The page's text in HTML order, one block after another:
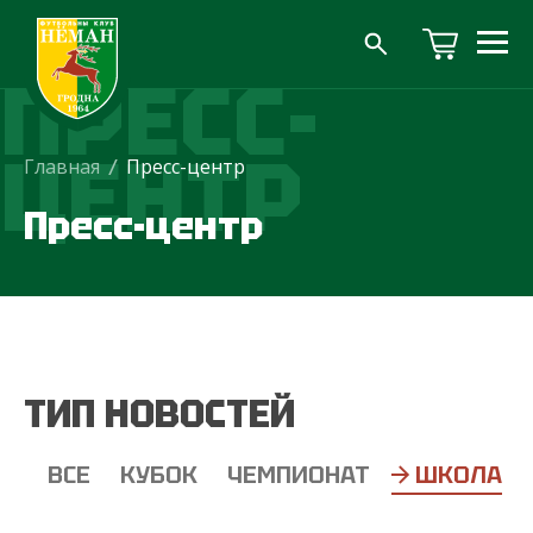
ПРЕСС-
ЦЕНТР
Главная / Пресс-центр
Пресс-центр
ТИП НОВОСТЕЙ
ВСЕ КУБОК ЧЕМПИОНАТ ШКОЛА